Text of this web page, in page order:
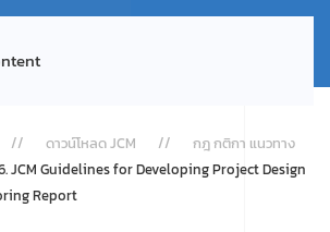
ดาวน์โหลด JCM
กฎ กติกา แนวทาง
JCM Guidelines for Developing Project Design
Report